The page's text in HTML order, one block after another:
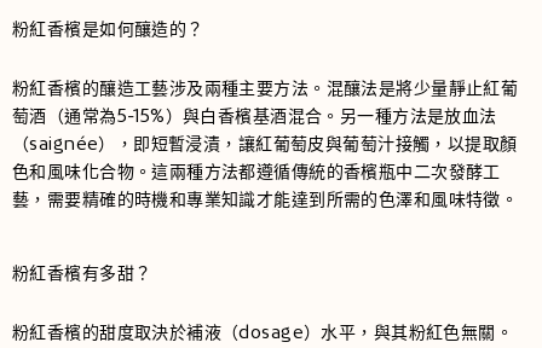
粉紅香檳是如何釀造的？
粉紅香檳的釀造工藝涉及兩種主要方法。混釀法是將少量靜止紅葡
萄酒（通常為5-15%）與白香檳基酒混合。另一種方法是放血法
（saignée），即短暫浸漬，讓紅葡萄皮與葡萄汁接觸，以提取顏
色和風味化合物。這兩種方法都遵循傳統的香檳瓶中二次發酵工
藝，需要精確的時機和專業知識才能達到所需的色澤和風味特徵。
粉紅香檳有多甜？
粉紅香檳的甜度取決於補液（dosage）水平，與其粉紅色無關。